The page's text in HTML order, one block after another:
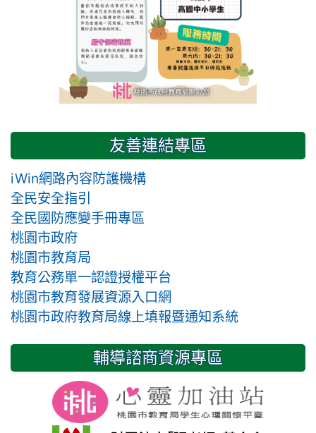
友善連結專區
iWin網路內容防護機構
全民安全指引
全民國防應變手冊專區
桃園市政府
桃園市教育局
教育公務單一認證授權平台
桃園市教育發展資源入口網
桃園市政府教育局線上填報暨通知系統
輔導諮商資源專區